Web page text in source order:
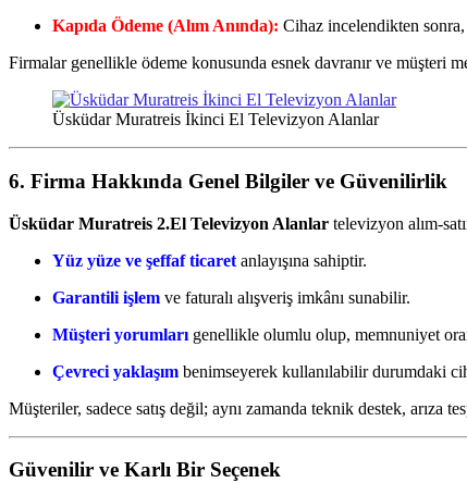
Kapıda Ödeme (Alım Anında): Cihaz incelendikten sonra,
Firmalar genellikle ödeme konusunda esnek davranır ve müşteri
Üsküdar Muratreis İkinci El Televizyon Alanlar
6. Firma Hakkında Genel Bilgiler ve Güvenilirlik
Üsküdar Muratreis 2.El Televizyon Alanlar televizyon alım-
Yüz yüze ve şeffaf ticaret anlayışına sahiptir.
Garantili işlem ve faturalı alışveriş imkânı sunabilir.
Müşteri yorumları genellikle olumlu olup, memnuniyet
Çevreci yaklaşım benimseyerek kullanılabilir durumdaki
Müşteriler, sadece satış değil; aynı zamanda teknik destek, arıza
Güvenilir ve Karlı Bir Seçenek